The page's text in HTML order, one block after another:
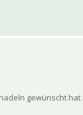
gewünscht hat.